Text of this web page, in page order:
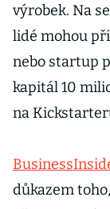
výrobek. Na
lidé mohou
nebo startup
kapitál 10
na
důkazem